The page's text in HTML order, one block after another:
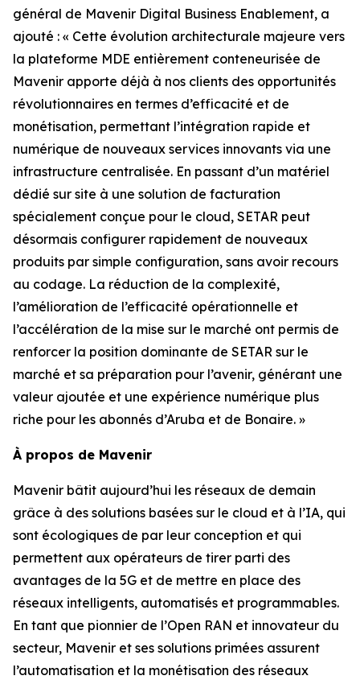
général de Mavenir Digital Business Enablement, a
ajouté : « Cette évolution architecturale majeure vers
la plateforme MDE entièrement conteneurisée de
Mavenir apporte déjà à nos clients des opportunités
révolutionnaires en termes d’efficacité et de
monétisation, permettant l’intégration rapide et
numérique de nouveaux services innovants via une
infrastructure centralisée. En passant d’un matériel
dédié sur site à une solution de facturation
spécialement conçue pour le cloud, SETAR peut
désormais configurer rapidement de nouveaux
produits par simple configuration, sans avoir recours
au codage. La réduction de la complexité,
l’amélioration de l’efficacité opérationnelle et
l’accélération de la mise sur le marché ont permis de
renforcer la position dominante de SETAR sur le
marché et sa préparation pour l’avenir, générant une
valeur ajoutée et une expérience numérique plus
riche pour les abonnés d’Aruba et de Bonaire. »
À propos de Mavenir
Mavenir bâtit aujourd’hui les réseaux de demain
grâce à des solutions basées sur le cloud et à l’IA, qui
sont écologiques de par leur conception et qui
permettent aux opérateurs de tirer parti des
avantages de la 5G et de mettre en place des
réseaux intelligents, automatisés et programmables.
En tant que pionnier de l’Open RAN et innovateur du
secteur, Mavenir et ses solutions primées assurent
l’automatisation et la monétisation des réseaux